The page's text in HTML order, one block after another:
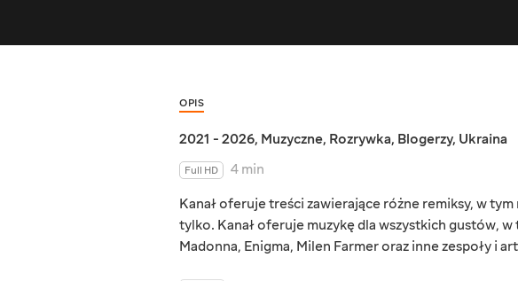
OPIS
2021 - 2026, Muzyczne, Rozrywka, Blogerzy, Ukraina
Full HD
4 min
Kanał oferuje treści zawierające różne remiksy, w
tylko. Kanał oferuje muzykę dla wszystkich gustów,
Madonna, Enigma, Milen Farmer oraz inne zespoły i